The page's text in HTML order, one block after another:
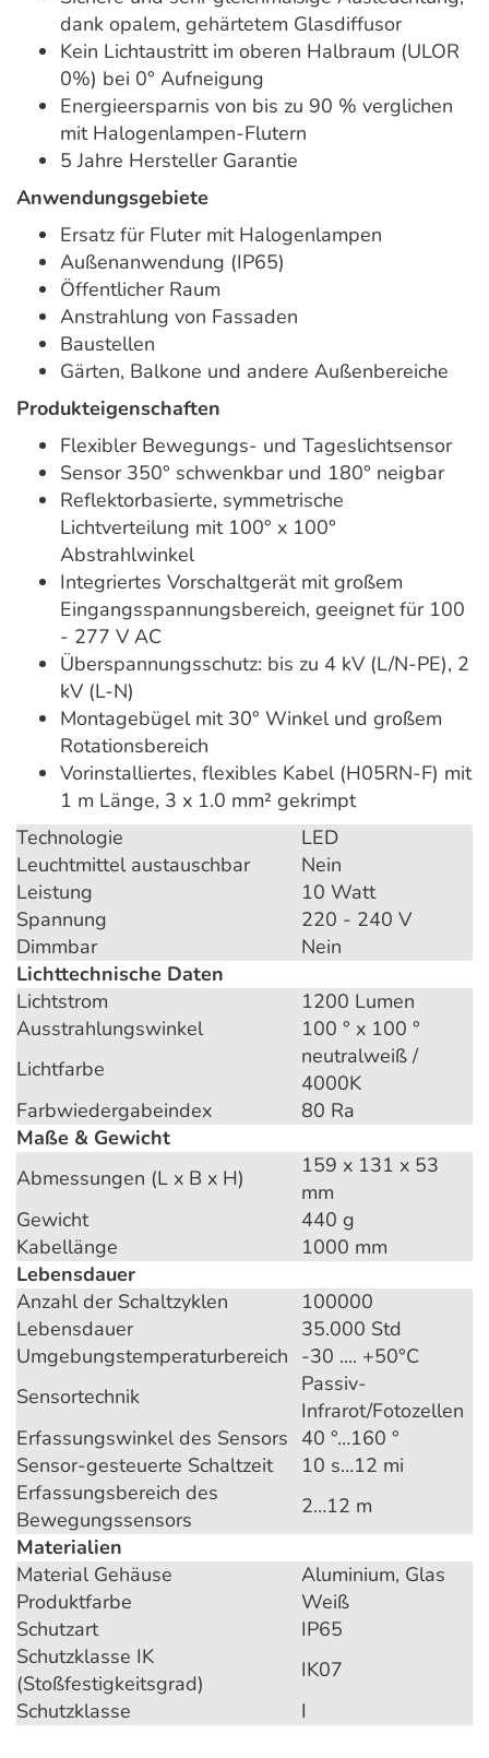
dank opalem, gehärtetem Glasdiffusor
Kein Lichtaustritt im oberen Halbraum (ULOR
0%) bei 0° Aufneigung
Energieersparnis von bis zu 90 % verglichen
mit Halogenlampen-Flutern
5 Jahre Hersteller Garantie
Anwendungsgebiete
Ersatz für Fluter mit Halogenlampen
Außenanwendung (IP65)
Öffentlicher Raum
Anstrahlung von Fassaden
Baustellen
Gärten, Balkone und andere Außenbereiche
Produkteigenschaften
Flexibler Bewegungs- und Tageslichtsensor
Sensor 350° schwenkbar und 180° neigbar
Reflektorbasierte, symmetrische
Lichtverteilung mit 100° x 100°
Abstrahlwinkel
Integriertes Vorschaltgerät mit großem
Eingangsspannungsbereich, geeignet für 100
- 277 V AC
Überspannungsschutz: bis zu 4 kV (L/N-PE), 2
kV (L-N)
Montagebügel mit 30° Winkel und großem
Rotationsbereich
Vorinstalliertes, flexibles Kabel (H05RN-F) mit
1 m Länge, 3 x 1.0 mm² gekrimpt
Technologie
LED
Leuchtmittel austauschbar
Nein
Leistung
10 Watt
Spannung
220 - 240 V
Dimmbar
Nein
Lichttechnische Daten
Lichtstrom
1200 Lumen
Ausstrahlungswinkel
100 ° x 100 °
Lichtfarbe
neutralweiß /
4000K
Farbwiedergabeindex
80 Ra
Maße & Gewicht
Abmessungen (L x B x H)
159 x 131 x 53
mm
Gewicht
440 g
Kabellänge
1000 mm
Lebensdauer
Anzahl der Schaltzyklen
100000
Lebensdauer
35.000 Std
Umgebungstemperaturbereich -30 .... +50°C
Sensortechnik
Passiv-
Infrarot/Fotozellen
Erfassungswinkel des Sensors 40 °…160 °
Sensor-gesteuerte Schaltzeit
10 s…12 mi
Erfassungsbereich des
Bewegungssensors
2…12 m
Materialien
Material Gehäuse
Aluminium, Glas
Produktfarbe
Weiß
Schutzart
IP65
Schutzklasse IK
(Stoßfestigkeitsgrad)
IK07
Schutzklasse
I